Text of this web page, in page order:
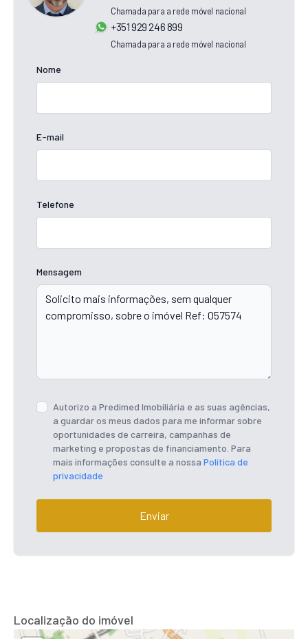
Chamada para a rede móvel nacional
+351 929 246 899
Chamada para a rede móvel nacional
Nome
E-mail
Telefone
Mensagem
Autorizo a Predimed Imobiliária e as suas agências,
a guardar os meus dados para me informar sobre
oportunidades de carreira, campanhas de
marketing e propostas de financiamento. Para
mais informações consulte a nossa Política de
privacidade
Enviar
Localização do imóvel